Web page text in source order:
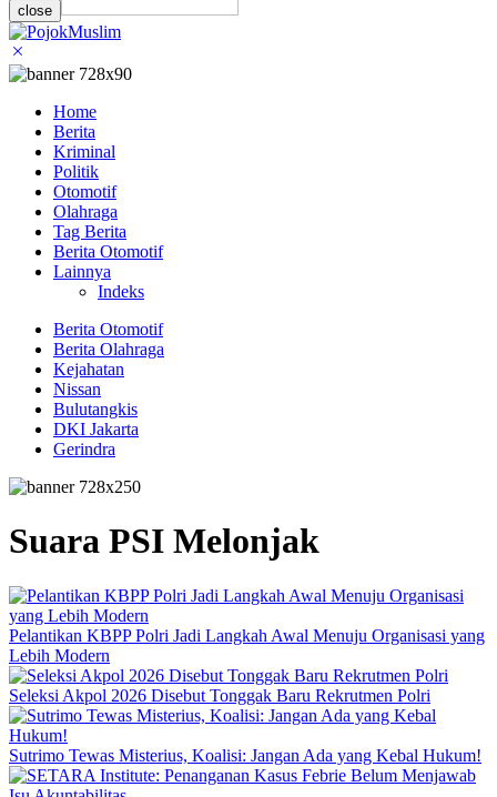
close
Home
Berita
Kriminal
Politik
Otomotif
Olahraga
Tag Berita
Berita Otomotif
Lainnya
Indeks
Berita Otomotif
Berita Olahraga
Kejahatan
Nissan
Bulutangkis
DKI Jakarta
Gerindra
Suara PSI Melonjak
Pelantikan KBPP Polri Jadi Langkah Awal Menuju Organisasi yang
Lebih Modern
Seleksi Akpol 2026 Disebut Tonggak Baru Rekrutmen Polri
Sutrimo Tewas Misterius, Koalisi: Jangan Ada yang Kebal Hukum!